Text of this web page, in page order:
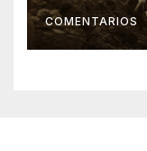
COMENTARIOS